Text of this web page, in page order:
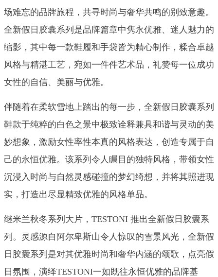
场难忘的品牌旅程，共寻时尚与奢华共鸣的别致意趣。
全新假日胶囊系列是品牌篇章中隽永优雅、迷人魅力的
缩影，其中每一款鞋履和手袋皆为精心制作，糅合卓越
风格与精湛工艺，宛如一件件艺术品，礼赞每一位成功
女性的自信、美丽与优雅。
伴随着在柔软雪地上踏出的每一步，全新假日胶囊系列
鞋款于纯粹的白色之景中极致诠释兼具和谐与灵动的美
妙想象，激励女性率性本真的风格表达，创造专属于自
己的永恒优雅。该系列令人瞩目的独特风格，带领女性
沉浸入时尚与自然灵感碰撞的梦幻绮想，并将其照进现
实，打造出尽显精致优雅的风格单品。
继米兰秋冬系列大片，TESTONI 推出全新假日胶囊系
列。灵感源自阿尔卑斯山令人惊叹的雪景风光，全新假
日胶囊系列是对其优雅时尚和奢华内涵的颂歌，点亮假
日氛围，演绎TESTONI一如既往永恒优雅的品牌基